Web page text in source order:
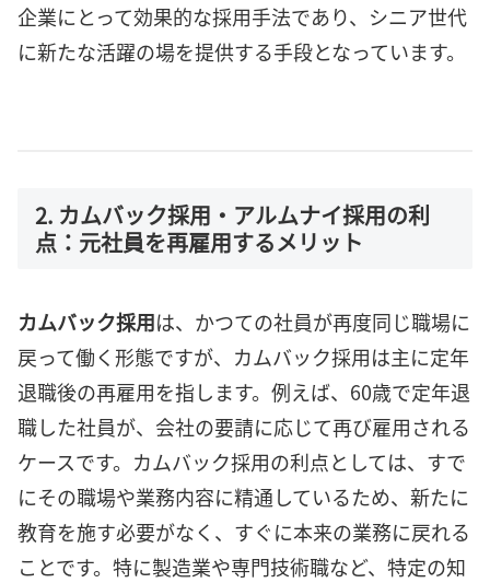
企業にとって効果的な採用手法であり、シニア世代
に新たな活躍の場を提供する手段となっています。
2. カムバック採用・アルムナイ採用の利
点：元社員を再雇用するメリット
カムバック採用は、かつての社員が再度同じ職場に
戻って働く形態ですが、カムバック採用は主に定年
退職後の再雇用を指します。例えば、60歳で定年退
職した社員が、会社の要請に応じて再び雇用される
ケースです。カムバック採用の利点としては、すで
にその職場や業務内容に精通しているため、新たに
教育を施す必要がなく、すぐに本来の業務に戻れる
ことです。特に製造業や専門技術職など、特定の知